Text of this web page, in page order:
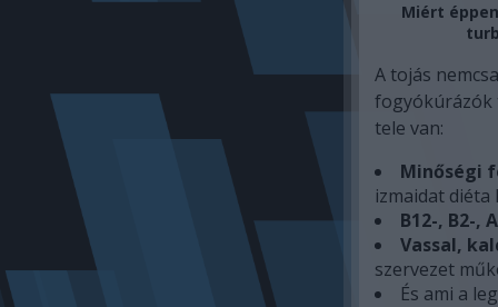
Miért
A tojás
fogyókúrázók
tele van:
Minőségi
izmaidat diéta
B12-, B2-,
Vassal,
szervezet
És ami a